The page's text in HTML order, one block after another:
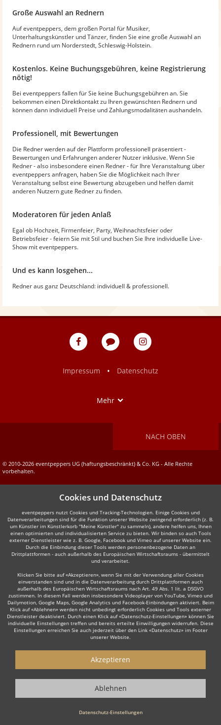
Große Auswahl an Rednern
Auf eventpeppers, dem großen Portal für Musiker,
Unterhaltungskünstler und Tänzer, finden Sie eine große Auswahl an
Rednern rund um Norderstedt, Schleswig-Holstein.
Kostenlos. Keine Buchungsgebühren, keine Registrierung
nötig!
Bei eventpeppers fallen für Sie keine Buchungsgebühren an. Sie
bekommen einen Direktkontakt zu Ihren gewünschten Rednern und
können dann individuell Preise und Zahlungsmodalitäten aushandeln.
Professionell, mit Bewertungen
Die Redner werden auf der Plattform professionell präsentiert -
Bewertungen und Erfahrungen anderer Nutzer inklusive. Wenn Sie
Redner - also insbesondere einen Redner - für Ihre Veranstaltung über
eventpeppers anfragen, haben Sie die Möglichkeit nach Ihrer
Veranstaltung selbst eine Bewertung abzugeben und helfen damit
anderen Nutzern gute Redner zu finden.
Moderatoren für jeden Anlaß
Egal ob Hochzeit, Firmenfeier, Party, Weihnachtsfeier oder
Betriebsfeier - feiern Sie mit Stil und buchen Sie Ihre individuelle Live-
Show mit eventpeppers.
Und es kann losgehen...
Redner aus ganz Deutschland: individuell & professionell.
eventpeppers
Blog
eventpeppers
Impressum
• Datenschutz
Mehr
NACH OBEN
© 2010-2026 eventpeppers UG (haftungsbeschränkt) & Co. KG - Alle Rechte
vorbehalten.
Cookies und Datenschutz
eventpeppers nutzt Cookies und Tracking-Technologien. Einige Cookies und
Datenverarbeitungen sind für die Funktion unserer Website zwingend erforderlich (z. B.
um Künstler im Künstlerkorb "Meine Künstler" zu sammeln), andere helfen uns, Ihnen
einen optimierten und individualisierten Service zu bieten. Wir binden so auch Tools
externer Dienstleister wie z. B. Google, Facebook und Vimeo auf unserer Website ein.
Durch die Einbindung dieser Tools werden personenbezogene Daten an
Drittplattformen - auch außerhalb des Europäischen Wirtschaftsraums - übermittelt
und verarbeitet.
Klicken Sie bitte auf «Akzeptieren», wenn Sie mit der Verwendung aller Cookies
einverstanden sind und in die Datenverarbeitung durch Drittplattformen auch
außerhalb des Europäischen Wirtschaftsraums nach Art. 49 Abs. 1 lit. a DSGVO
zustimmen. In diesem Fall werden insbesondere Videoplayer von YouTube, Vimeo und
Dailymotion, Google Maps, Google Analytics und Facebook-Einbindungen aktiviert. Beim
Klick auf «Ablehnen» werden nicht unbedingt erforderlich Cookies und Tools externer
Dienstleister deaktiviert. Durch einen Klick auf «Datenschutz-Einstellungen» können Sie
individuelle Einstellungen treffen und bereits erteilte Einwilligungen widerrufen. Diese
Einstellungen erreichen Sie auch jederzeit über den Link «Datenschutz» im Footer
unserer Website.
Datenschutz-Einstellungen
Akzeptieren
Ablehnen